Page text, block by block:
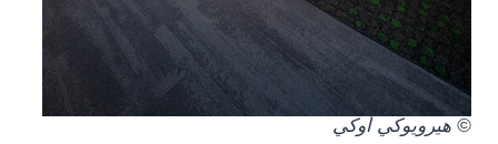
© هيرويوكي أوكي